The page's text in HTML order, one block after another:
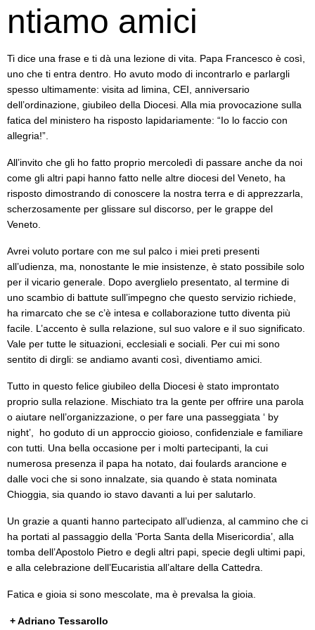
ntiamo amici
Ti dice una frase e ti dà una lezione di vita. Papa Francesco è così,
uno che ti entra dentro. Ho avuto modo di incontrarlo e parlargli
spesso ultimamente: visita ad limina, CEI, anniversario
dell’ordinazione, giubileo della Diocesi. Alla mia provocazione sulla
fatica del ministero ha risposto lapidariamente: “Io lo faccio con
allegria!”.
All’invito che gli ho fatto proprio mercoledì di passare anche da noi
come gli altri papi hanno fatto nelle altre diocesi del Veneto, ha
risposto dimostrando di conoscere la nostra terra e di apprezzarla,
scherzosamente per glissare sul discorso, per le grappe del
Veneto.
Avrei voluto portare con me sul palco i miei preti presenti
all’udienza, ma, nonostante le mie insistenze, è stato possibile solo
per il vicario generale. Dopo averglielo presentato, al termine di
uno scambio di battute sull’impegno che questo servizio richiede,
ha rimarcato che se c’è intesa e collaborazione tutto diventa più
facile. L’accento è sulla relazione, sul suo valore e il suo significato.
Vale per tutte le situazioni, ecclesiali e sociali. Per cui mi sono
sentito di dirgli: se andiamo avanti così, diventiamo amici.
Tutto in questo felice giubileo della Diocesi è stato improntato
proprio sulla relazione. Mischiato tra la gente per offrire una parola
o aiutare nell’organizzazione, o per fare una passeggiata ‘ by
night’, ho goduto di un approccio gioioso, confidenziale e familiare
con tutti. Una bella occasione per i molti partecipanti, la cui
numerosa presenza il papa ha notato, dai foulards arancione e
dalle voci che si sono innalzate, sia quando è stata nominata
Chioggia, sia quando io stavo davanti a lui per salutarlo.
Un grazie a quanti hanno partecipato all’udienza, al cammino che ci
ha portati al passaggio della ‘Porta Santa della Misericordia’, alla
tomba dell’Apostolo Pietro e degli altri papi, specie degli ultimi papi,
e alla celebrazione dell’Eucaristia all’altare della Cattedra.
Fatica e gioia si sono mescolate, ma è prevalsa la gioia.
+ Adriano Tessarollo